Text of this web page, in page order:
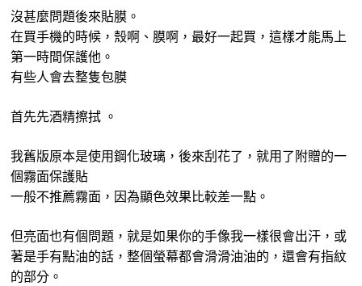
沒甚麼問題後來貼膜。
在買手機的時候，殼啊、膜啊，最好一起買，這樣才能馬上
第一時間保護他。
有些人會去整隻包膜
首先先酒精擦拭 。
我舊版原本是使用鋼化玻璃，後來刮花了，就用了附贈的一
個霧面保護貼
一般不推薦霧面，因為顯色效果比較差一點。
但亮面也有個問題，就是如果你的手像我一樣很會出汗，或
著是手有點油的話，整個螢幕都會滑滑油油的，還會有指紋
的部分。